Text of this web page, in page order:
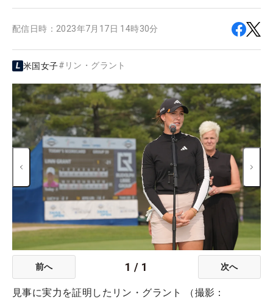
配信日時： 2023年7月17日 14時30分
米国女子# リン・グラント
前へ 1 / 1 次へ
見事に実力を証明したリン・グラント （撮影：